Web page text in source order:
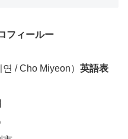
フィールー
연 / Cho Miyeon）英語表